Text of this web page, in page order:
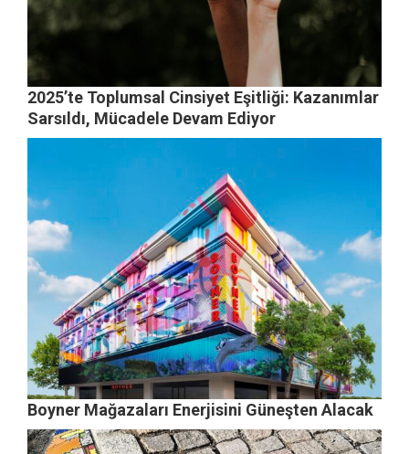
2025’te Toplumsal Cinsiyet Eşitliği: Kazanımlar
Sarsıldı, Mücadele Devam Ediyor
Boyner Mağazaları Enerjisini Güneşten Alacak